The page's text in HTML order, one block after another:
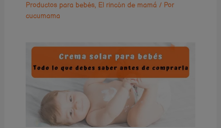
Productos para bebés, El rincón de mamá / Por
cucumama